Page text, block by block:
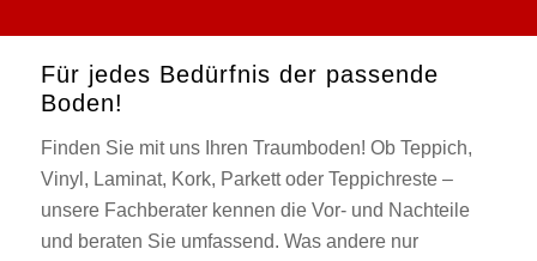
Für jedes Bedürfnis der passende
Boden!
Finden Sie mit uns Ihren Traumboden! Ob Teppich,
Vinyl, Laminat, Kork, Parkett oder Teppichreste –
unsere Fachberater kennen die Vor- und Nachteile
und beraten Sie umfassend. Was andere nur